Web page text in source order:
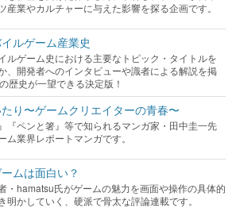
産業やカルチャーに与えた影響を探る企画です。
ルゲーム産業史
ルゲーム史における主要なトピック・タイトルを
、開発者へのインタビューや識者による解説を掲
歴史が一望できる決定版！
り〜ゲームクリエイターの青春〜
『ペンと箸』等で知られるマンガ家・田中圭一先
ム業界レポートマンガです。
ムは面白い？
・hamatsu氏がゲームの魅力を画面や操作の具体的
明かしていく、硬派で骨太な評論連載です。